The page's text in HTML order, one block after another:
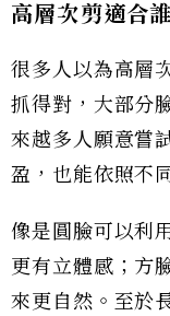
高層次剪適合
很多人以為高層
抓得對，大部分
來越多人願意嘗
盈，也能依照不
像是圓臉可以利
更有立體感；方
來更自然。至於